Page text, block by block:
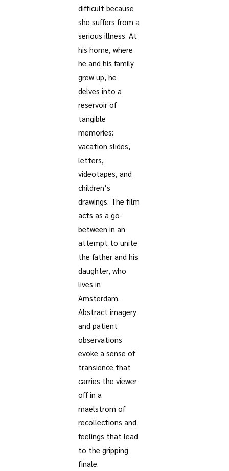
difficult because
she suffers from a
serious illness. At
his home, where
he and his family
grew up, he
delves into a
reservoir of
tangible
memories:
vacation slides,
letters,
videotapes, and
children’s
drawings. The film
acts as a go-
between in an
attempt to unite
the father and his
daughter, who
lives in
Amsterdam.
Abstract imagery
and patient
observations
evoke a sense of
transience that
carries the viewer
off in a
maelstrom of
recollections and
feelings that lead
to the gripping
finale.